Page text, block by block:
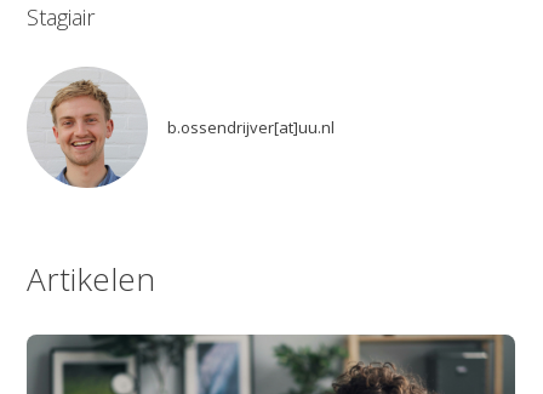
Stagiair
b.ossendrijver[at]uu.nl
Artikelen